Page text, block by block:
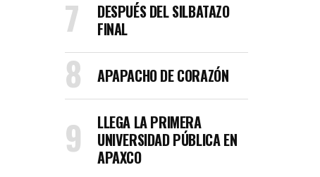
DESPUÉS DEL SILBATAZO
FINAL
APAPACHO DE CORAZÓN
LLEGA LA PRIMERA
UNIVERSIDAD PÚBLICA EN
APAXCO